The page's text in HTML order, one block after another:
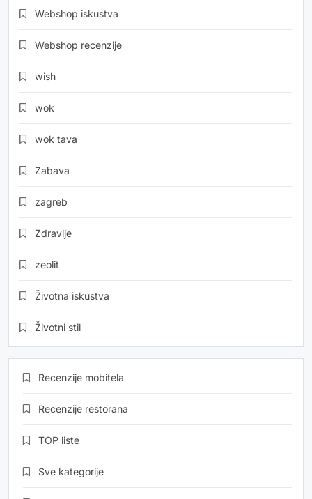
Webshop iskustva
Webshop recenzije
wish
wok
wok tava
Zabava
zagreb
Zdravlje
zeolit
Životna iskustva
Životni stil
Recenzije mobitela
Recenzije restorana
TOP liste
Sve kategorije